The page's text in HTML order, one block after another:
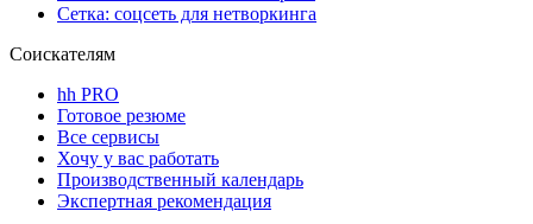
Сетка: соцсеть для нетворкинга
Соискателям
hh PRO
Готовое резюме
Все сервисы
Хочу у вас работать
Производственный календарь
Экспертная рекомендация